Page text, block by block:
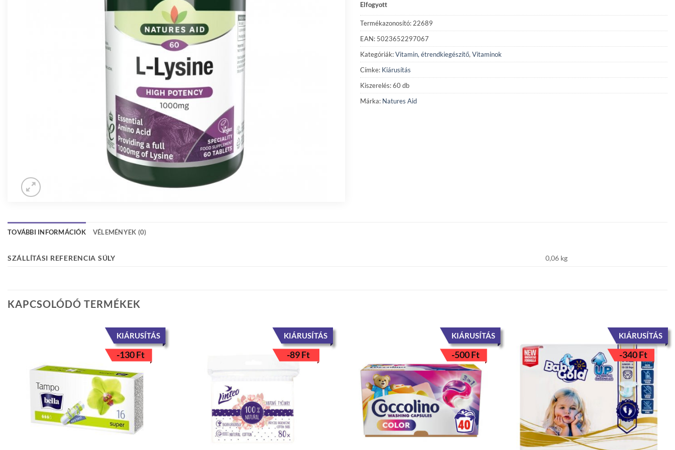
Elfogyott
Termékazonosító: 22689
EAN: 5023652297067
Kategóriák:Vitamin, étrendkiegészítő, Vitaminok
Címke: Kiárusítás
Kiszerelés: 60 db
Márka: Natures Aid
TOVÁBBI INFORMÁCIÓK VÉLEMÉNYEK (0)
SZÁLLÍTÁSI REFERENCIA SÚLY 0,06 kg
KAPCSOLÓDÓ TERMÉKEK
KIÁRUSÍTÁS
-130Ft
KIÁRUSÍTÁS
-89Ft
KIÁRUSÍTÁS
-500Ft
KIÁRUSÍTÁS
-340Ft